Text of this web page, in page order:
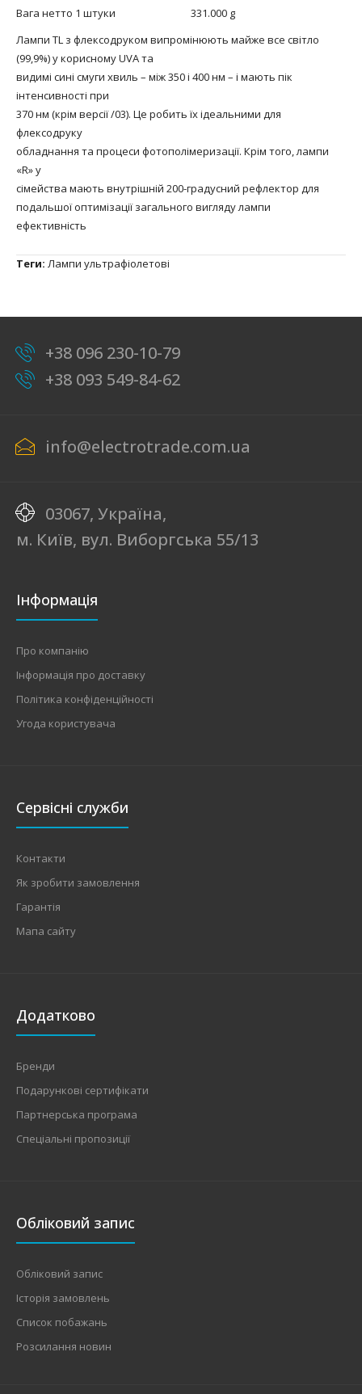
Вага нетто 1 штуки
331.000 g
Лампи TL з флексодруком випромінюють майже все світло
(99,9%) у корисному UVA та
видимі сині смуги хвиль – між 350 і 400 нм – і мають пік
інтенсивності при
370 нм (крім версії /03). Це робить їх ідеальними для
флексодруку
обладнання та процеси фотополімеризації. Крім того, лампи
«R» у
сімейства мають внутрішній 200-градусний рефлектор для
подальшої оптимізації загального вигляду лампи
ефективність
Теги: Лампи ультрафіолетові
+38 096 230-10-79
+38 093 549-84-62
info@electrotrade.com.ua
03067, Україна,
м. Київ, вул. Виборгська 55/13
Інформація
Про компанію
Інформація про доставку
Політика конфіденційності
Угода користувача
Сервісні служби
Контакти
Як зробити замовлення
Гарантія
Мапа сайту
Додатково
Бренди
Подарункові сертифікати
Партнерська програма
Спеціальні пропозиції
Обліковий запис
Обліковий запис
Історія замовлень
Список побажань
Розсилання новин